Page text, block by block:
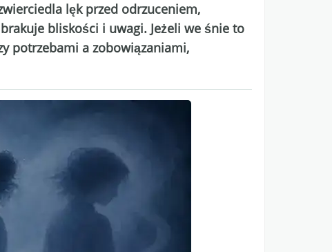
lęk przed odrzuceniem,
bliskości i uwagi. Jeżeli we śnie to
potrzebami a zobowiązaniami,